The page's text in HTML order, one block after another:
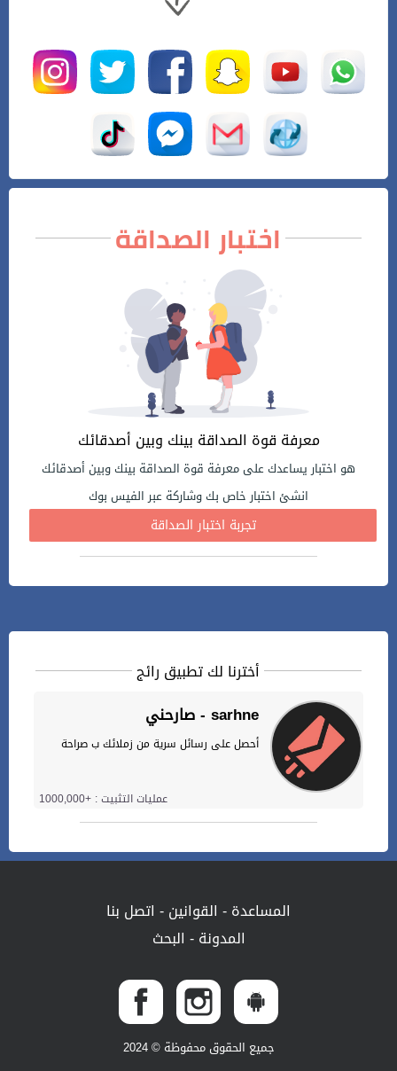
اختبار الصداقة
معرفة قوة الصداقة بينك وبين أصدقائك
هو اختبار يساعدك على معرفة قوة الصداقة بينك وبين أصدقائك
انشئ اختبار خاص بك وشاركة عبر الفيس بوك
تجربة اختبار الصداقة
أخترنا لك تطبيق رائج
صارحني - sarhne
أحصل على رسائل سرية من زملائك ب صراحة
عمليات التثبيت : +1000,000
المساعدة- القوانين- اتصل بنا
المدونة- البحث
جميع الحقوق محفوظة © 2024